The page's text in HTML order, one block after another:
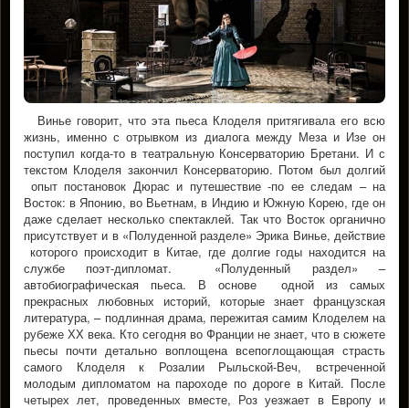
Винье говорит, что эта пьеса Клоделя притягивала его всю
жизнь, именно с отрывком из диалога между Меза и Изе он
поступил когда-то в театральную Консерваторию Бретани. И с
текстом Клоделя закончил Консерваторию. Потом был долгий
опыт постановок Дюрас и путешествие -по ее следам – на
Восток: в Японию, во Вьетнам, в Индию и Южную Корею, где он
даже сделает несколько спектаклей. Так что Восток органично
присутствует и в «Полуденной разделе» Эрика Винье, действие
которого происходит в Китае, где долгие годы находится на
службе поэт-дипломат. «Полуденный раздел» –
автобиографическая пьеса. В основе одной из самых
прекрасных любовных историй, которые знает французская
литература, – подлинная драма, пережитая самим Клоделем на
рубеже ХХ века. Кто сегодня во Франции не знает, что в сюжете
пьесы почти детально воплощена всепоглощающая страсть
самого Клоделя к Розалии Рыльской-Веч, встреченной
молодым дипломатом на пароходе по дороге в Китай. После
четырех лет, проведенных вместе, Роз уезжает в Европу и